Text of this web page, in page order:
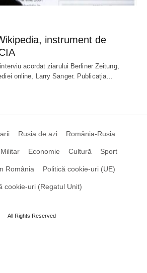
instrument de
acordat ziarului Berliner Zeitung,
online, Larry Sanger. Publicația…
Rusia de azi România-Rusia
Militar Economie Cultură Sport
România Politică cookie-uri (UE)
cookie-uri (Regatul Unit)
All Rights Reserved